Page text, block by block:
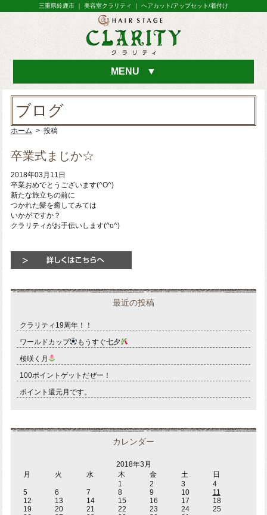
三重県鈴鹿市 ｜ 美容室クラリティ ｜ ヘアカット/アップセット/着付け
MENU ▼
ブログ
ホーム > 投稿
卒業式まじか☆
2018年03月11日
卒業おめでとうございます(^O^)
新たな旅立ちの前に
つかれた髪を癒してみては
いかがですか？
クラリティがお手伝いします(^o^)
最近の投稿
クラリティ19周年！！
ワールドカップ
もうすぐ七夕
桜咲く月
100ポイントゲットだぜー！
ポイント還元月です。
カレンダー
2018年3月
月
火 水 木 金 土 日
1 2 3
4
5
6 7 8 9 10
11
12
13 14 15 16 17
18
19
20 21 22 23 24
25